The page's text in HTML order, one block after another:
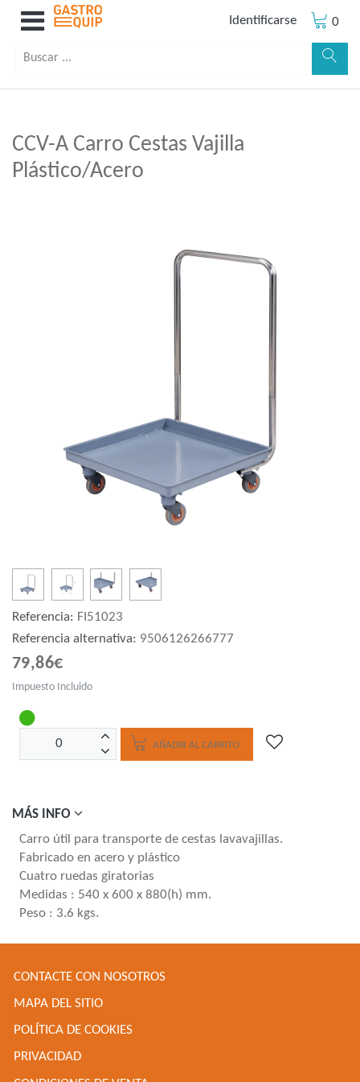
Identificarse 0
CCV-A Carro Cestas Vajilla
Plástico/Acero
Referencia: FI51023
Referencia alternativa: 9506126266777
79,86€
Impuesto Incluido
AÑADIR AL CARRITO
MÁS INFO
Carro útil para transporte de cestas lavavajillas.
Fabricado en acero y plástico
Cuatro ruedas giratorias
Medidas : 540 x 600 x 880(h) mm.
Peso : 3.6 kgs.
CONTACTE CON NOSOTROS
MAPA DEL SITIO
POLÍTICA DE COOKIES
PRIVACIDAD